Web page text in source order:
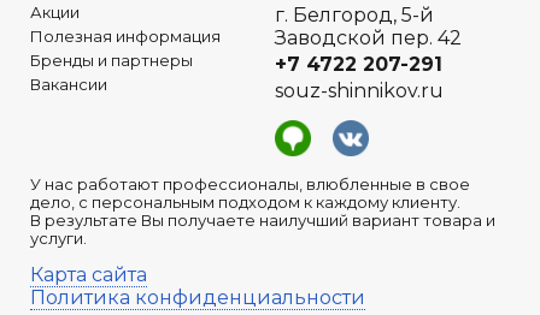
Акции
Полезная информация
Бренды и партнеры
Вакансии
У нас работают профессионалы, влюбленные в свое
дело, с персональным подходом к каждому клиенту.
В результате Вы получаете наилучший вариант товара и
услуги.
Карта сайта
Политика конфиденциальности
г. Белгород, 5-й
Заводской пер. 42
+7 4722 207-291
souz-shinnikov.ru